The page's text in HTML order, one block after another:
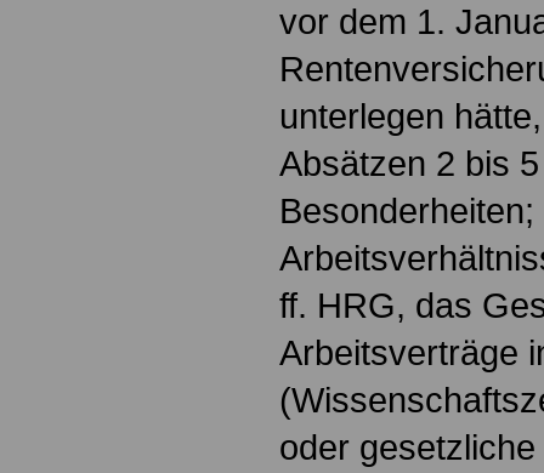
vor dem 1.
unterlegen
Absätzen 2 bis
ff. HRG, das
Arbeitsverträge
oder